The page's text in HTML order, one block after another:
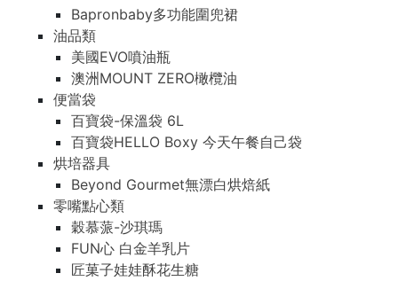
Bapronbaby多功能圍兜裙
油品類
美國EVO噴油瓶
澳洲MOUNT ZERO橄欖油
便當袋
百寶袋-保溫袋 6L
百寶袋HELLO Boxy 今天午餐自己袋
烘培器具
Beyond Gourmet無漂白烘焙紙
零嘴點心類
穀慕蒎-沙琪瑪
FUN心 白金羊乳片
匠菓子娃娃酥花生糖